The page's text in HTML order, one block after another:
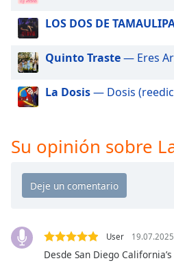
dialog
window.
Escape
and
close
window.
Opacity
LOS DOS DE
Quinto Traste— Eres
La Dosis— Dosis
Su opinión sobre
User 19.07.2025
Desde San Diego California’s